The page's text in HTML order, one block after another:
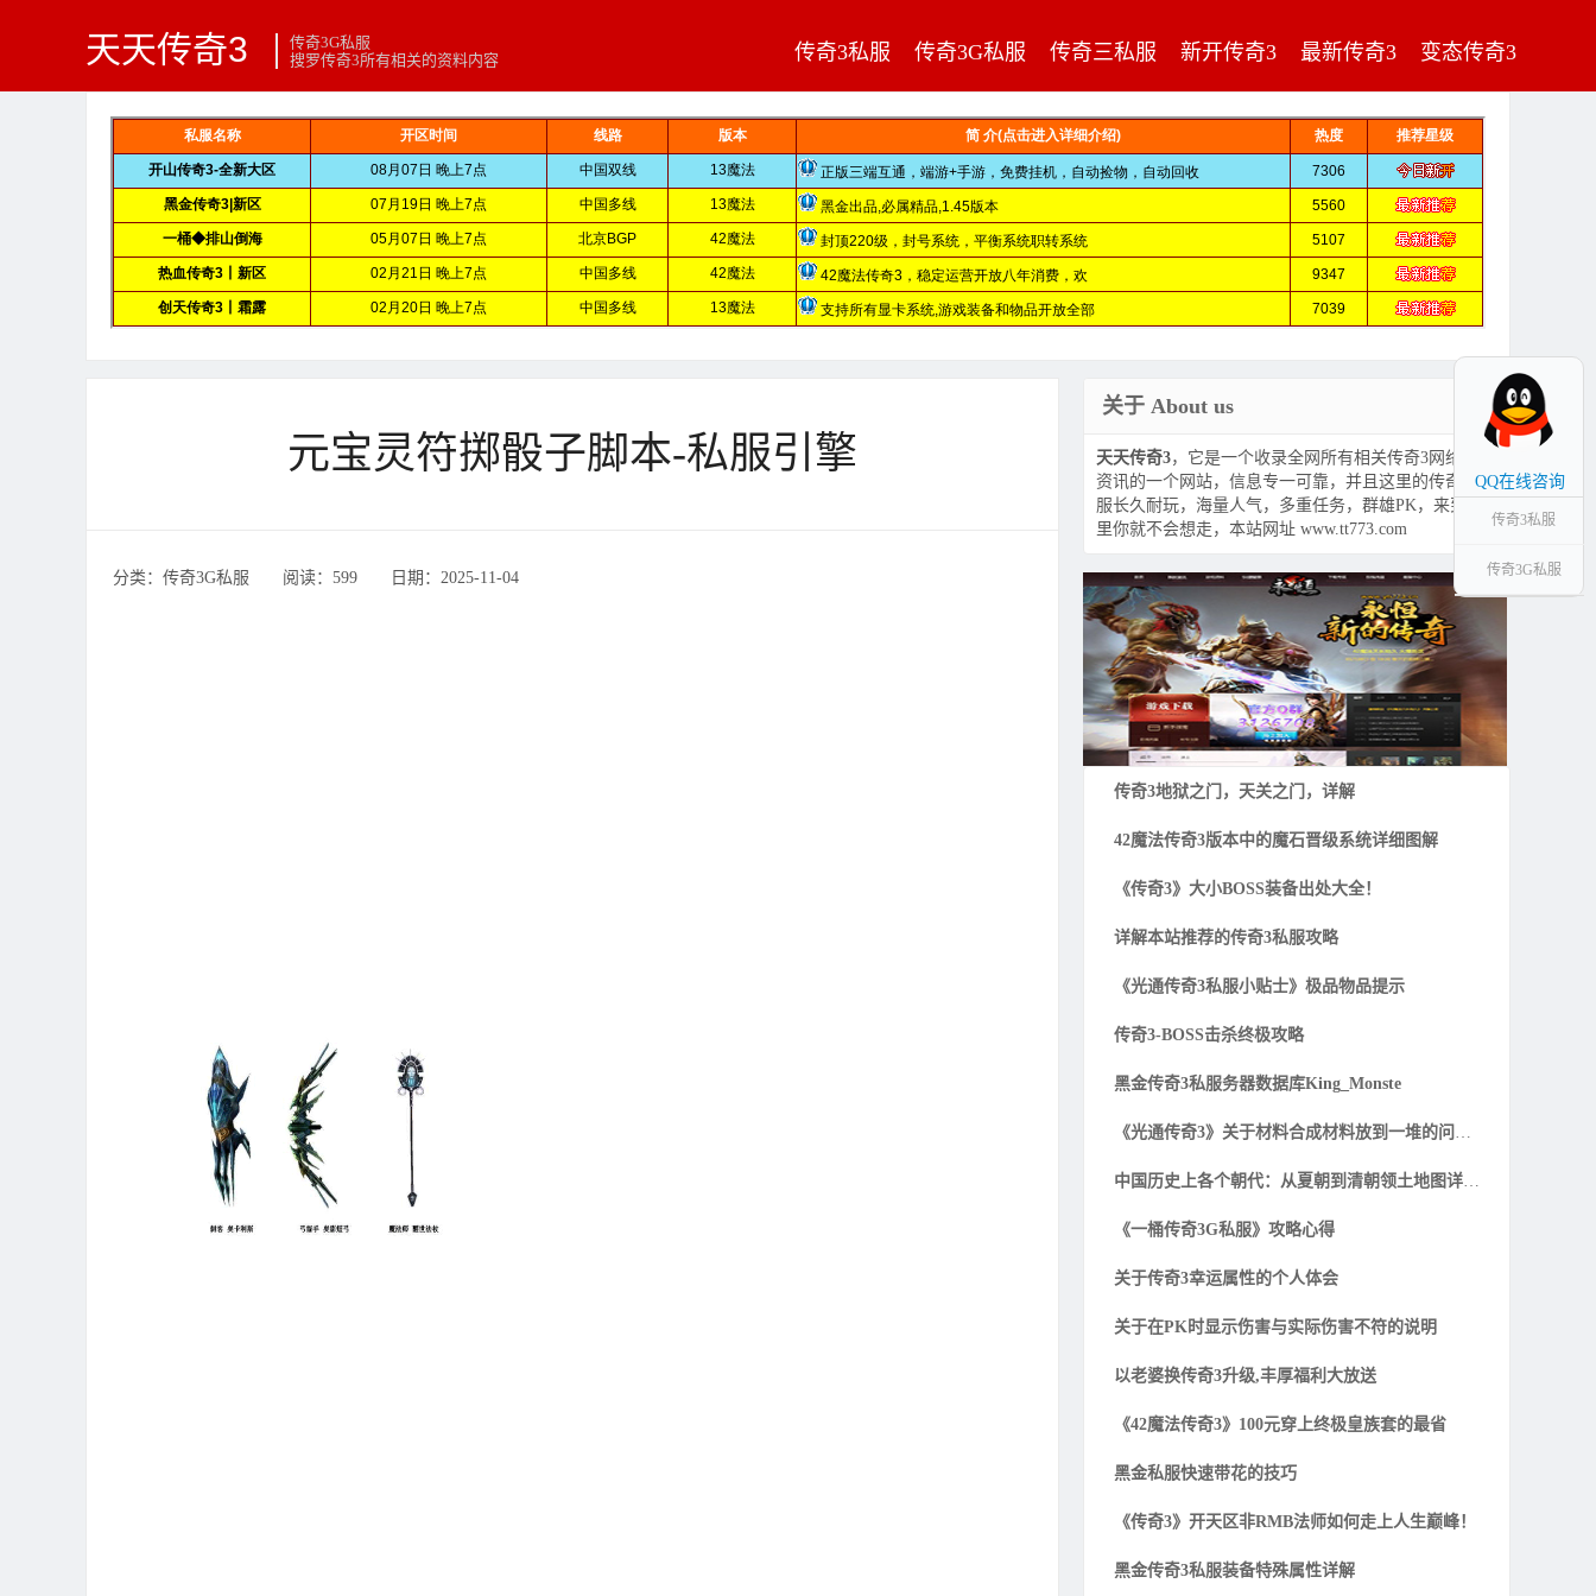
天天传奇3
传奇3G私服
搜罗传奇3所有相关的资料内容
传奇3私服 传奇3G私服 传奇三私服 新开传奇3 最新传奇3 变态传奇3
元宝灵符掷骰子脚本-私服引擎
分类：传奇3G私服 ‌‍阅读：599 ‌‍日期：2025-11-04
关于 About us
天天传奇3，它是一个收录全网所有相关传奇3网络游戏
资讯的一个网站，信息专一可靠，并且这里的传奇3私
服长久耐玩，海量人气，多重任务，群雄PK，来到这
里你就不会想走，本站网址 www.tt773.com
传奇3地狱之门，天关之门，详解
42魔法传奇3版本中的魔石晋级系统详细图解
《传奇3》大小BOSS装备出处大全！
详解本站推荐的传奇3私服攻略
《光通传奇3私服小贴士》极品物品提示
传奇3-BOSS击杀终极攻略
黑金传奇3私服务器数据库King_Monste
《光通传奇3》关于材料合成材料放到一堆的问题解
中国历史上各个朝代：从夏朝到清朝领土地图详细一
《一桶传奇3G私服》攻略心得
关于传奇3幸运属性的个人体会
关于在PK时显示伤害与实际伤害不符的说明
以老婆换传奇3升级,丰厚福利大放送
《42魔法传奇3》100元穿上终极皇族套的最省
黑金私服快速带花的技巧
《传奇3》开天区非RMB法师如何走上人生巅峰！
黑金传奇3私服装备特殊属性详解
QQ在线咨询
传奇3私服
传奇3G私服